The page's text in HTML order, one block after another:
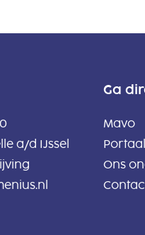
a/d IJssel
Ga
Mavo
Portaal
Ons